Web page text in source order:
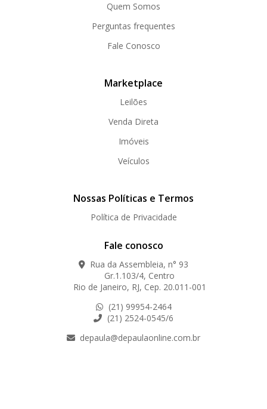
Quem Somos
Perguntas frequentes
Fale Conosco
Marketplace
Leilões
Venda Direta
Imóveis
Veículos
Nossas Políticas e Termos
Política de Privacidade
Fale conosco
Rua da Assembleia, n° 93
Gr.1.103/4, Centro
Rio de Janeiro, RJ, Cep. 20.011-001
(21) 99954-2464
(21) 2524-0545/6
depaula@depaulaonline.com.br